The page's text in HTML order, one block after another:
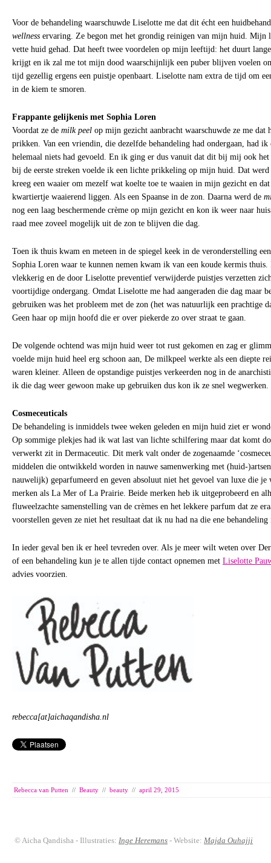
Voor de behandeling waarschuwde Liselotte me dat dit écht een
wellness ervaring. Ze begon met het grondig reinigen van mijn huid. Mijn
vette huid gehad. Dat heeft twee voordelen op mijn leeftijd: het duurt
krijgt en ik zal me tot mijn dood waarschijnlijk een puber blijven voelen
tijd gezellig ergens een puistje openbaart. Liselotte nam extra de tijd om
in de kiem te smoren.
Frappante gelijkenis met Sophia Loren
Voordat ze de milk peel op mijn gezicht aanbracht waarschuwde ze me dat
prikken. Van een vriendin, die dezelfde behandeling had ondergaan, had
helemaal niets had gevoeld. En ik ging er dus vanuit dat dit bij mij ook
bij de eerste streken voelde ik een lichte prikkeling op mijn huid. Dat
kreeg een waaier om mezelf wat koelte toe te waaien in mijn gezicht en
kwartiertje waaierend liggen. Als een Spaanse in de zon. Daarna werd de
nog een laag beschermende crème op mijn gezicht en kon ik weer naar
raad mee zoveel mogelijk uit de zon te blijven die dag.
Toen ik thuis kwam en meteen in de spiegel keek in de veronderstelling
Sophia Loren waar te kunnen nemen kwam ik van een koude kermis
vlekkerig en de door Liselotte preventief verwijderde puistjes verzetten
voortijdige ondergang. Omdat Liselotte me had aangeraden die dag maar
gebruiken was het probleem met de zon (het was natuurlijk een prachtige
Geen haar op mijn hoofd die er over piekerde zo over straat te gaan.
De volgende ochtend was mijn huid weer tot rust gekomen en zag er
voelde mijn huid heel erg schoon aan, De milkpeel werkte als een diepte
waren kleiner. Alleen de opstandige puistjes verkeerden nog in de
ik die dag weer gewoon make up gebruiken dus kon ik ze snel wegwerken.
Cosmeceuticals
De behandeling is inmiddels twee weken geleden en mijn huid ziet er
Op sommige plekjes had ik wat last van lichte schilfering maar dat komt
verwerkt zit in Dermaceutic. Dit merk valt onder de zogenaamde
middelen die ontwikkeld worden in nauwe samenwerking met (huid-
nauwelijk) geparfumeerd en geven absoluut niet het gevoel van luxe die
merken als La Mer of La Prairie. Beide merken heb ik uitgeprobeerd en
fluweelzachte samenstelling van de crèmes en het lekkere parfum dat ze
voorstellen geven ze niet het resultaat dat ik nu had na die ene
In ieder geval ben ik er heel tevreden over. Als je meer wilt weten over
of een behandeling kun je te allen tijde contact opnemen met Liselotte
advies voorzien.
rebecca[at]aichaqandisha.nl
Rebecca van Putten // Beauty // beauty // april 29, 2015
© Aicha Qandisha - Illustraties: Inge Heremans - Website: Majda Ouhajji